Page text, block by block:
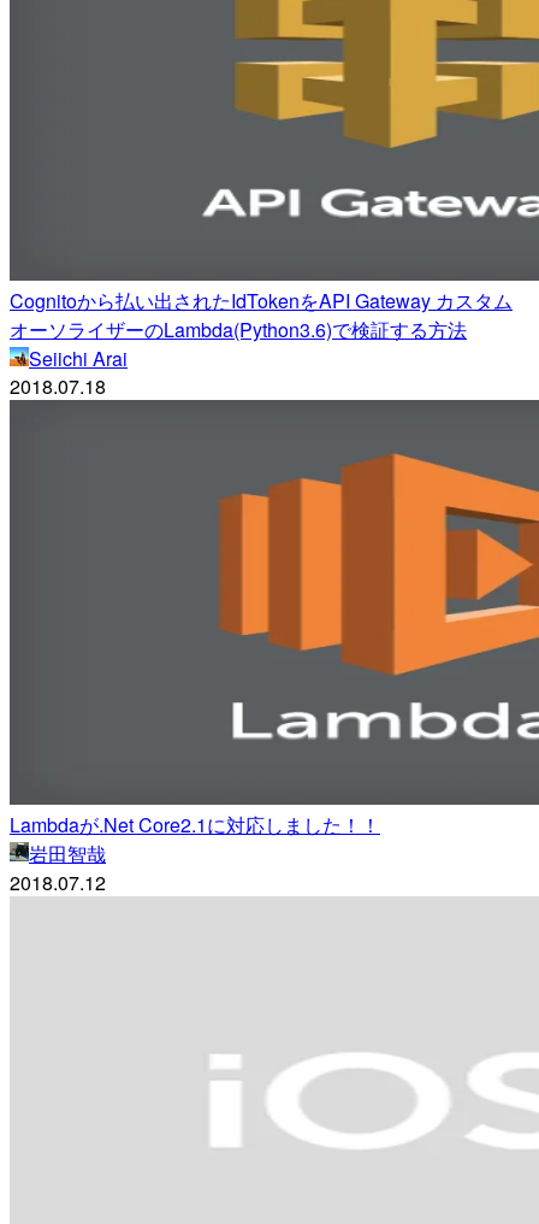
Cognitoから払い出されたIdTokenをAPI Gateway カスタム
オーソライザーのLambda(Python3.6)で検証する方法
Seiichi Arai
2018.07.18
Lambdaが.Net Core2.1に対応しました！！
岩田智哉
2018.07.12